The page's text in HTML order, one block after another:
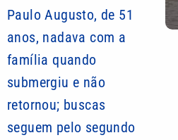
Paulo Augusto, de 51
anos, nadava com a
família quando
submergiu e não
retornou; buscas
seguem pelo segundo